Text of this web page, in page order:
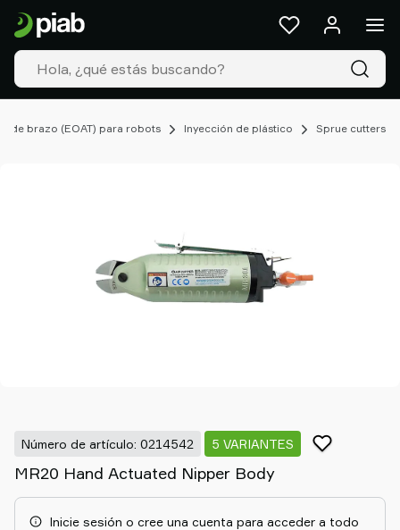
de brazo (EOAT) para robots Inyección de plástico Sprue cutters
Número de artículo: 0214542 5 VARIANTES
MR20 Hand Actuated Nipper Body
Inicie sesión o cree una cuenta para acceder a todo
Productos
&
Soluciones
Industrias
Nuestras
Recursos